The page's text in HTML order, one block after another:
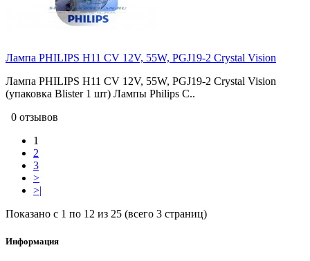
Лампа PHILIPS H11 CV 12V, 55W, PGJ19-2 Crystal Vision
Лампа PHILIPS H11 CV 12V, 55W, PGJ19-2 Crystal Vision
(упаковка Blister 1 шт) Лампы Philips C..
0 отзывов
1
2
3
>
>|
Показано с 1 по 12 из 25 (всего 3 страниц)
Информация